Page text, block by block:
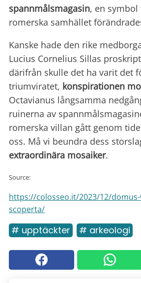
spannmålsmagasin, en
romerska samhället
Kanske hade den rike
Lucius Cornelius Sillas
därifrån skulle det ha varit det
triumviratet, konspirationen
Octavianus långsamma
ruinerna av
romerska villan gått genom
oss. Må vi beundra dess
extraordinära mosaiker.
Source:
https://colosseo.it/2023/12/
scoperta/
# upptäckter # arkeologi